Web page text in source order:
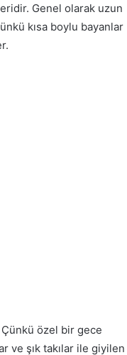
Genel olarak uzun
kısa boylu bayanlar
Çünkü özel bir gece
ve şık takılar ile giyilen